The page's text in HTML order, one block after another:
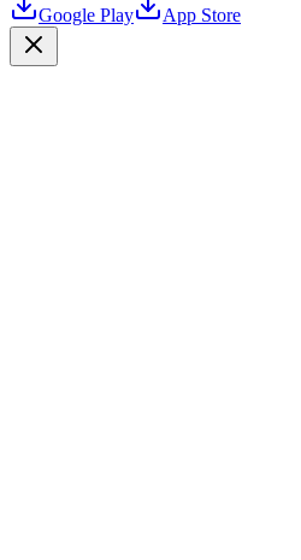
Google Play
App Store